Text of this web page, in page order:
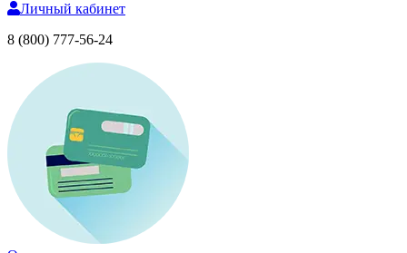
Личный кабинет
8 (800) 777-56-24